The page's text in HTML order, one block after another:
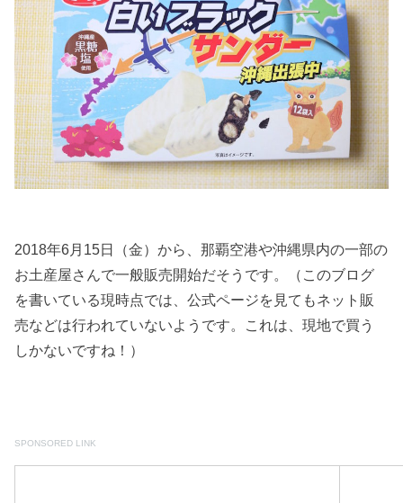
2018年6月15日（金）から、那覇空港や沖縄県内の一部の
お土産屋さんで一般販売開始だそうです。（このブログ
を書いている現時点では、公式ページを見てもネット販
売などは行われていないようです。これは、現地で買う
しかないですね！）
SPONSORED LINK